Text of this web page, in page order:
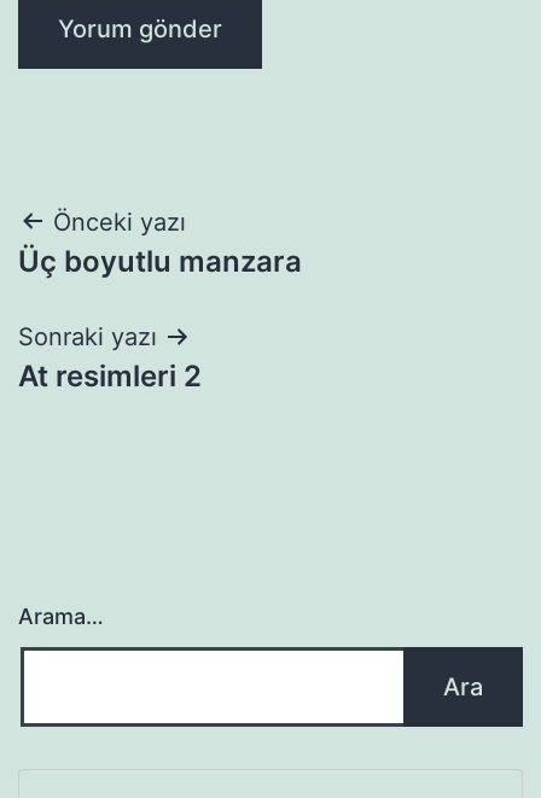
Yazı
gezinmesi
Önceki yazı
Üç boyutlu manzara
Sonraki yazı
At resimleri 2
Arama…